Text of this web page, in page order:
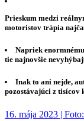
Prieskum medzi
motoristov trápia
Napriek
tie najnovšie
Inak to ani nejde,
pozostávajúci z tisícov
16. mája 2023 | Foto: